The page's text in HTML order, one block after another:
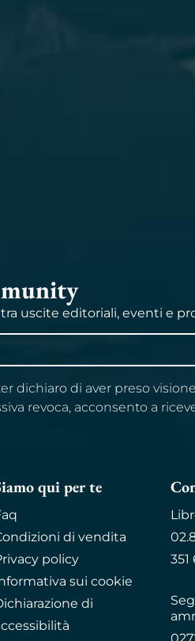
uscite editoriali, eventi e
dichiaro di aver preso
revoca, acconsento a
qui per te
di vendita
policy
sui cookie
di
351